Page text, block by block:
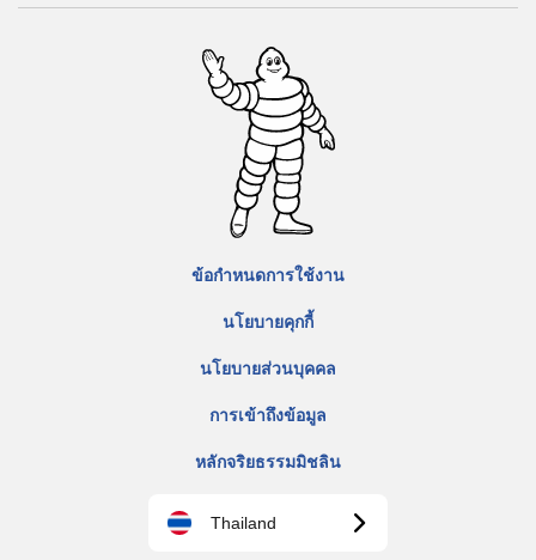
ข้อกำหนดการใช้งาน
นโยบายคุกกี้
นโยบายส่วนบุคคล
การเข้าถึงข้อมูล
หลักจริยธรรมมิชลิน
Thailand